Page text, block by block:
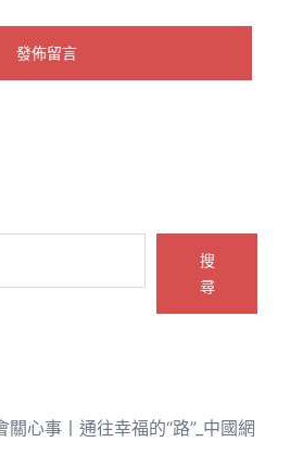
搜
尋
心事丨通往幸福的“路”_中國網